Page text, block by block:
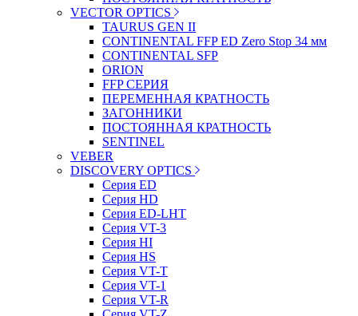
VECTOR OPTICS
TAURUS GEN II
CONTINENTAL FFP ED Zero Stop 34 мм
CONTINENTAL SFP
ORION
FFP СЕРИЯ
ПЕРЕМЕННАЯ КРАТНОСТЬ
ЗАГОННИКИ
ПОСТОЯННАЯ КРАТНОСТЬ
SENTINEL
VEBER
DISCOVERY OPTICS
Серия ED
Серия HD
Серия ED-LHT
Серия VT-3
Серия HI
Серия HS
Серия VT-T
Серия VT-1
Серия VT-R